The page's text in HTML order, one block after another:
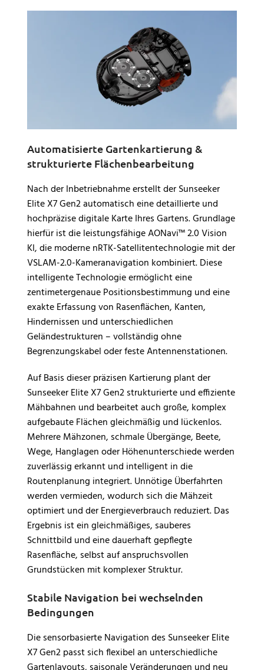
Automatisierte Gartenkartierung &
strukturierte Flächenbearbeitung
Nach der Inbetriebnahme erstellt der Sunseeker
Elite X7 Gen2 automatisch eine detaillierte und
hochpräzise digitale Karte Ihres Gartens. Grundlage
hierfür ist die leistungsfähige AONavi™ 2.0 Vision
KI, die moderne nRTK-Satellitentechnologie mit der
VSLAM-2.0-Kameranavigation kombiniert. Diese
intelligente Technologie ermöglicht eine
zentimetergenaue Positionsbestimmung und eine
exakte Erfassung von Rasenflächen, Kanten,
Hindernissen und unterschiedlichen
Geländestrukturen – vollständig ohne
Begrenzungskabel oder feste Antennenstationen.
Auf Basis dieser präzisen Kartierung plant der
Sunseeker Elite X7 Gen2 strukturierte und effiziente
Mähbahnen und bearbeitet auch große, komplex
aufgebaute Flächen gleichmäßig und lückenlos.
Mehrere Mähzonen, schmale Übergänge, Beete,
Wege, Hanglagen oder Höhenunterschiede werden
zuverlässig erkannt und intelligent in die
Routenplanung integriert. Unnötige Überfahrten
werden vermieden, wodurch sich die Mähzeit
optimiert und der Energieverbrauch reduziert. Das
Ergebnis ist ein gleichmäßiges, sauberes
Schnittbild und eine dauerhaft gepflegte
Rasenfläche, selbst auf anspruchsvollen
Grundstücken mit komplexer Struktur.
Stabile Navigation bei wechselnden
Bedingungen
Die sensorbasierte Navigation des Sunseeker Elite
X7 Gen2 passt sich flexibel an unterschiedliche